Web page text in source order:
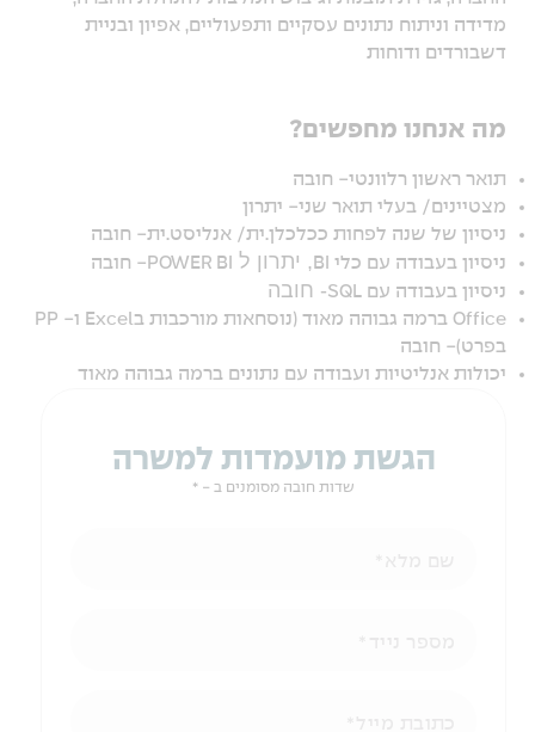
מדידה וניתוח נתונים עסקיים ותפעוליים, אפיון ובניית
דשבורדים ודוחות
מה אנחנו מחפשים?
תואר ראשון רלוונטי- חובה
מצטיינים/ בעלי תואר שני- יתרון
ניסיון של שנה לפחות ככלכלן.ית/ אנליסט.ית- חובה
ניסיון בעבודה עם כלי BI
, יתרון ל POWER BI - חובה
ניסיון בעבודה עם SQL
- חובה
Office ברמה גבוהה מאוד (נוסחאות מורכבות בExcel ו- PP
בפרט)- חובה
יכולות אנליטיות ועבודה עם נתונים ברמה גבוהה מאוד
הגשת מועמדות למשרה
שדות חובה מסומנים ב - *